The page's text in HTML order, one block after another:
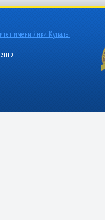
имени Янки Купалы